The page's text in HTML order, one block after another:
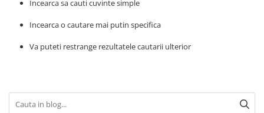
Incearca sa cauti cuvinte simple
Incearca o cautare mai putin specifica
Va puteti restrange rezultatele cautarii ulterior